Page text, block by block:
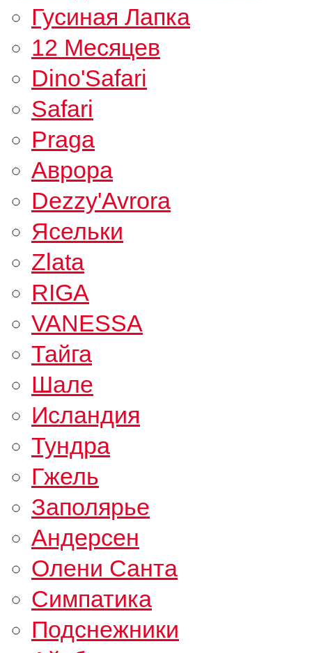
Гусиная Лапка
12 Месяцев
Dino'Safari
Safari
Praga
Аврора
Dezzy'Avrora
Ясельки
Zlata
RIGA
VANESSA
Тайга
Шале
Исландия
Тундра
Гжель
Заполярье
Андерсен
Олени Санта
Симпатика
Подснежники